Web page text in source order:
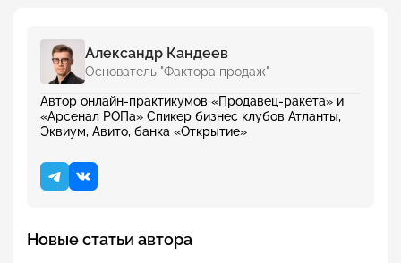
Александр Кандеев
Основатель "Фактора продаж"
Автор онлайн-практикумов «Продавец-ракета» и
«Арсенал РОПа» Спикер бизнес клубов Атланты,
Эквиум, Авито, банка «Открытие»
Новые статьи автора